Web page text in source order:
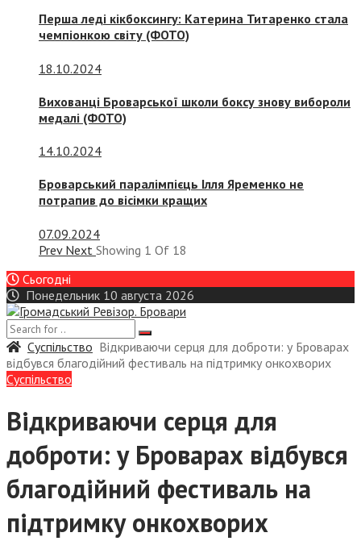
Перша леді кікбоксингу: Катерина Титаренко стала
чемпіонкою світу (ФОТО)
18.10.2024
Вихованці Броварської школи боксу знову вибороли
медалі (ФОТО)
14.10.2024
Броварський паралімпієць Ілля Яременко не
потрапив до вісімки кращих
07.09.2024
Prev Next Showing 1 Of 18
Сьогодні
Понедельник 10 августа 2026
Суспiльство Відкриваючи серця для доброти: у Броварах
відбувся благодійний фестиваль на підтримку онкохворих
Суспiльство
Відкриваючи серця для
доброти: у Броварах відбувся
благодійний фестиваль на
підтримку онкохворих